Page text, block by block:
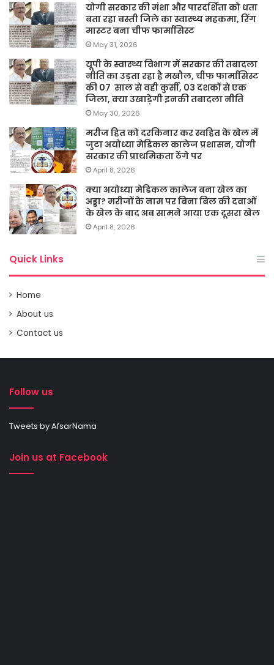
योगी सरकार की मंशा और पारदर्शिता को धता
बता रहा बस्ती जिले का स्वास्थ्य महकमा, रिंग
मास्टर बना चीफ फार्मासिस्ट
May 31, 2026
यूपी के स्वास्थ्य विभाग में सरकार की तबादला
नीति का उड़ता रहा है मखौल, चीफ फार्मासिस्ट
की 07 साल से वही कुर्सी, 03 दशकों से एक
जिला, क्या उखाड़ेगी इनकी तबादला नीति
May 30, 2026
मरीज हित को दरकिनार कर स्वहित के खेल में
जुटा अयोध्या मेडिकल कालेज प्रशासन, योगी
सरकार की प्राथमिकता ठेंगे पर
April 8, 2026
क्या अयोध्या मेडिकल कालेज बना खेल का
अड्डा? मरीजों के नाम पर बिना बिल की दवाओं
के खेल के बाद अब सामने आया एक दूसरा खेल
April 8, 2026
Quick Links
Home
About us
Contact us
Follow us
Tweets by AfsarNama
Join us at Facebook